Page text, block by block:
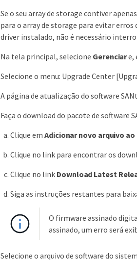
Se o seu array de storage contiver
para o array de storage para evitar
driver instalado, não é necessário
Na tela principal, selecione Gerenciare,
Selecione o menu: Upgrade Center
A página de atualização do software
Faça o download do pacote de software
Clique em Adicionar novo arquivo
Clique no link para encontrar os
Clique no link Download Latest
Siga as instruções restantes para
O firmware assinado
assinado, um erro será
Selecione o arquivo de software do